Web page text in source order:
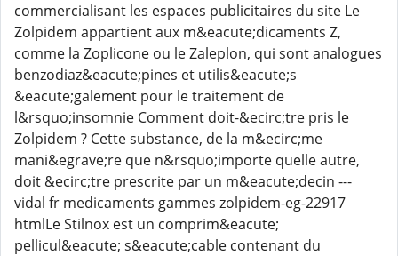
commercialisant les espaces publicitaires du site Le
Zolpidem appartient aux m&eacute;dicaments Z,
comme la Zoplicone ou le Zaleplon, qui sont analogues
benzodiaz&eacute;pines et utilis&eacute;s
&eacute;galement pour le traitement de
l&rsquo;insomnie Comment doit-&ecirc;tre pris le
Zolpidem ? Cette substance, de la m&ecirc;me
mani&egrave;re que n&rsquo;importe quelle autre,
doit &ecirc;tre prescrite par un m&eacute;decin ---
vidal fr medicaments gammes zolpidem-eg-22917
htmlLe Stilnox est un comprim&eacute;
pellicul&eacute; s&eacute;cable contenant du